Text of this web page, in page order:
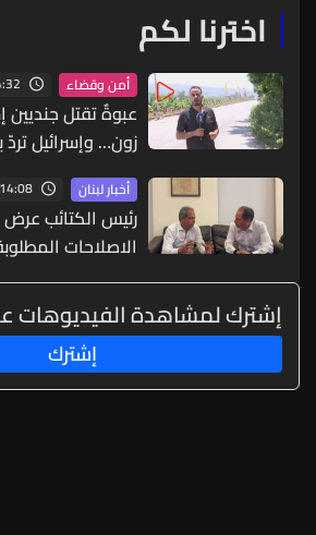
اخترنا لكم
أمن وقضاء
عبوةٌ تقتل جنديين
زون… وإسرائيل
أخبار لبنان 14:08
رئيس الكتائب
الاصلاحات
الكهرباء
إشترك لمشاهدة الفيديوهات
إشترك